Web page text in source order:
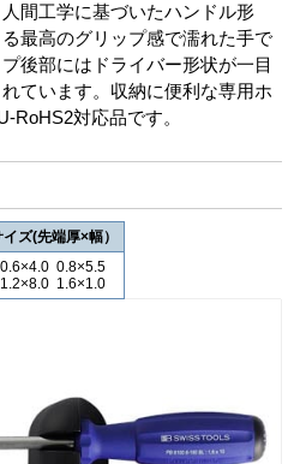
間工学に基づいたハンドル形
最高のグリップ感で濡れた手で
後部にはドライバー形状が一目
ています。収納に便利な専用ホ
RoHS2対応品です。
イズ(先端厚×幅）
0.8×5.5
1.6×1.0